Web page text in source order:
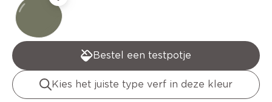
Bestel een testpotje
Kies het juiste type verf in deze kleur